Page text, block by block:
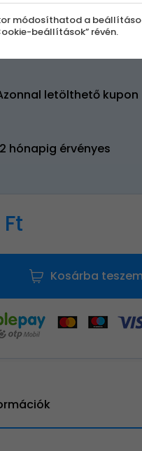
letölthető kupon
hónapig érvényes
Kosárba teszem
módosíthatod a
beállítások” révén.